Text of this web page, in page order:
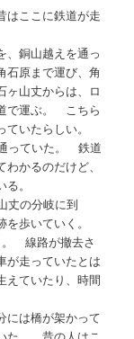
はここに鉄道が走
、銅山越えを通っ
石原まで運び、角
山丈からは、ロ
で運ぶ。 こちら
いたらしい。
っていた。 鉄道
かるのだけど、
。
丈の分岐に到
歩いていく。
。 線路が撤去さ
走っていたとは
ていたり、時間
には橋が架かって
た。 昔の人はこ